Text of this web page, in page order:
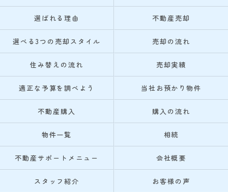
選ばれる理由 不動産売却
選べる3つの売却スタイル 売却の流れ
住み替えの流れ 売却実績
適正な予算を調べよう 当社お預かり物件
不動産購入 購入の流れ
物件一覧 相続
不動産サポートメニュー 会社概要
スタッフ紹介 お客様の声